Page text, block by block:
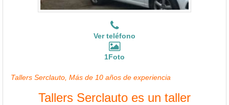
Ver teléfono
1Foto
Tallers Serclauto, Más de 10 años de experiencia
Tallers Serclauto es un taller